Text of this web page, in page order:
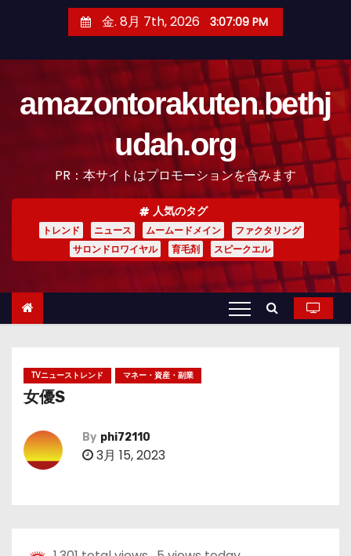
金. 8月 7th, 2026 3:07:10 PM
amazontorakuten.bethj
udah.org
PR：本サイトはプロモーションを含みます
人気のタグ
トレンド ニュース ムームードメイン
ファクタリング
サロンドロワイヤル
育毛剤 スピークエル
TVニューストレンド マネー・資産・副業
女優S
By phi72110
3月 15, 2023